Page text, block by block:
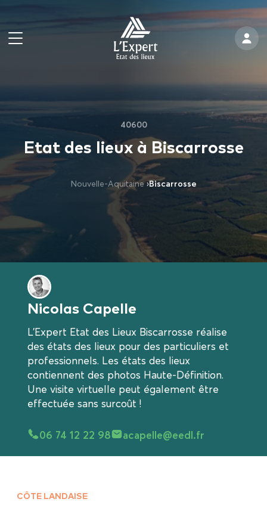
40600
Etat des lieux à Biscarrosse
Nouvelle-Aquitaine ›Biscarrosse
Nicolas Capelle
L'Expert Etat des Lieux Biscarrosse réalise
des états des lieux pour des particuliers et
professionnels. Les états des lieux
contiennent des photos Haute-Définition.
Une visite virtuelle peut également être
effectuée sans surcoût !
06 74 12 22 98 acapelle@eedl.fr
CÔTE LANDAISE